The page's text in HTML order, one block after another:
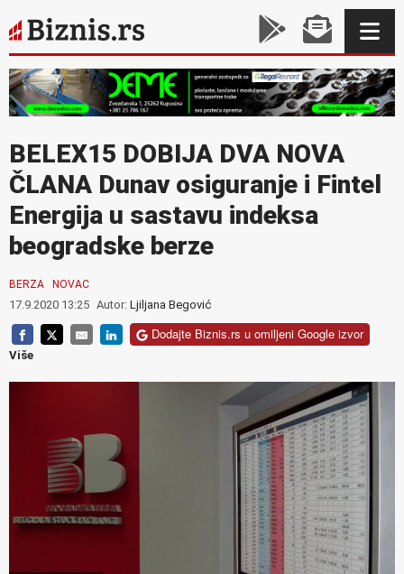
BELEX15 DOBIJA DVA NOVA
ČLANA Dunav osiguranje i Fintel
Energija u sastavu indeksa
beogradske berze
BERZA NOVAC
17.9.2020 13:25 Autor: Ljiljana Begović
Dodajte Biznis.rs u omiljeni Google izvor
Više